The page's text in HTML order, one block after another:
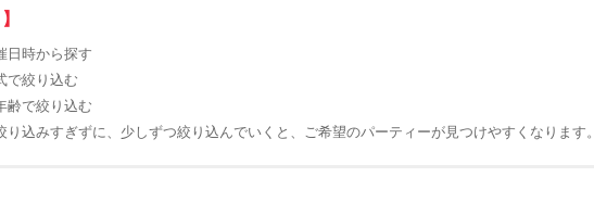
日時から探す
で絞り込む
齢で絞り込む
込みすぎずに、少しずつ絞り込んでいくと、ご希望のパーティーが見つけやすくなります。